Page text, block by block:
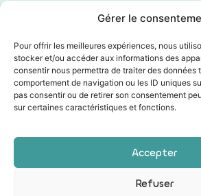
Gérer le
Pour offrir les meilleures expériences, nous
stocker et/ou accéder aux informations des
consentir nous permettra de traiter des données
comportement de navigation ou les ID uniques
pas consentir ou de retirer son consentement
sur certaines caractéristiques et fonctions.
Accepter
Refuser
Formation Auto-hypnose
hypnose
maigrir / perte de poids
Non classé
poids du passé
Sommeil/Dormir
Technique d'induction
Conditions